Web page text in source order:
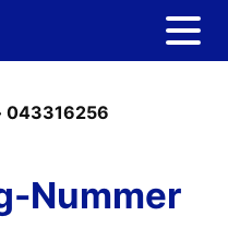
043316256
Nummer